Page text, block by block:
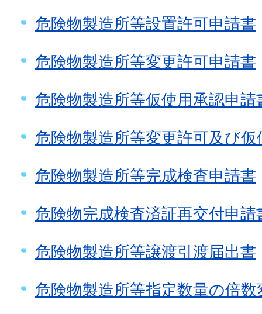
危険物製造所等設置許可申請書
危険物製造所等変更許可申請書
危険物製造所等仮使用承認申請
危険物製造所等変更許可及び
危険物製造所等完成検査申請書
危険物完成検査済証再交付申請
危険物製造所等譲渡引渡届出書
危険物製造所等指定数量の倍数